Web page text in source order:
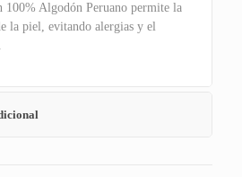
100% Algodón Peruano permite la
la piel, evitando alergias y el